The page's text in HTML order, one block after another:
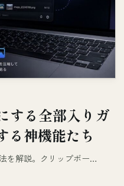
する全部入りガ
る神機能たち
を解説。クリップボー…